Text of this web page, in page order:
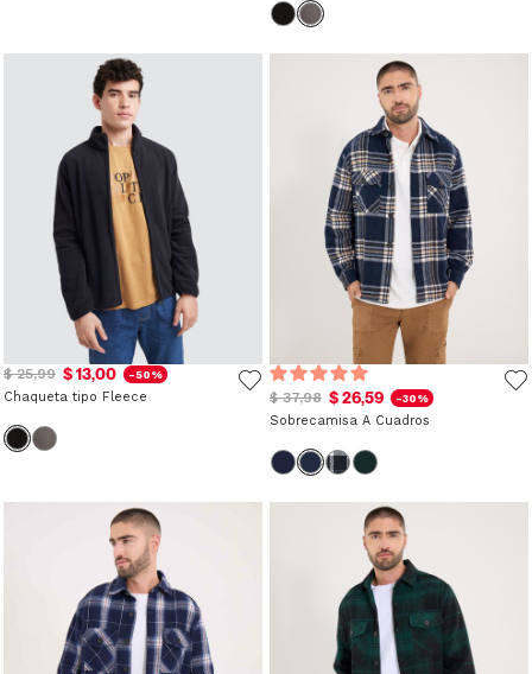
$ 25,99 $ 13,00 -50%
Chaqueta tipo Fleece $ 37,98 $ 26,59 -30%
Sobrecamisa A Cuadros